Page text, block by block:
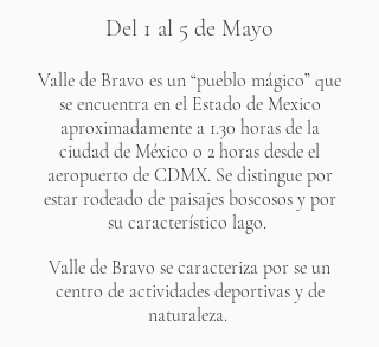
Del 1 al 5 de Mayo
Valle de Bravo es un “pueblo mágico” que
se encuentra en el Estado de Mexico
aproximadamente a 1.30 horas de la
ciudad de México o 2 horas desde el
aeropuerto de CDMX. Se distingue por
estar rodeado de paisajes boscosos y por
su característico lago.
Valle de Bravo se caracteriza por se un
centro de actividades deportivas y de
naturaleza.